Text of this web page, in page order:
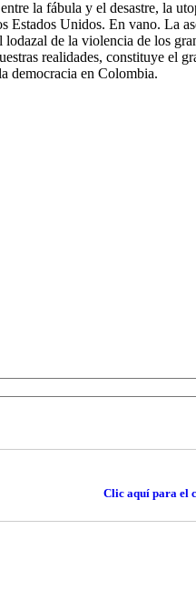
la fábula y el desastre, la
Estados Unidos. En vano. La
de la violencia de los
realidades, constituye el
democracia en Colombia.
Clic aquí para el